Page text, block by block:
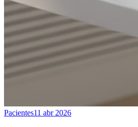
Pacientes11 abr 2026